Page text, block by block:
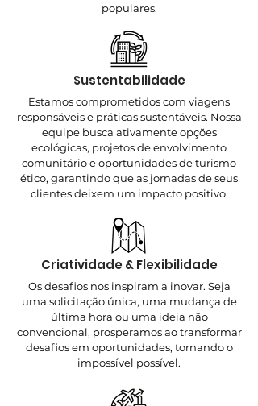
populares.
Sustentabilidade
Estamos comprometidos com viagens
responsáveis e práticas sustentáveis. Nossa
equipe busca ativamente opções
ecológicas, projetos de envolvimento
comunitário e oportunidades de turismo
ético, garantindo que as jornadas de seus
clientes deixem um impacto positivo.
Criatividade & Flexibilidade
Os desafios nos inspiram a inovar. Seja
uma solicitação única, uma mudança de
última hora ou uma ideia não
convencional, prosperamos ao transformar
desafios em oportunidades, tornando o
impossível possível.